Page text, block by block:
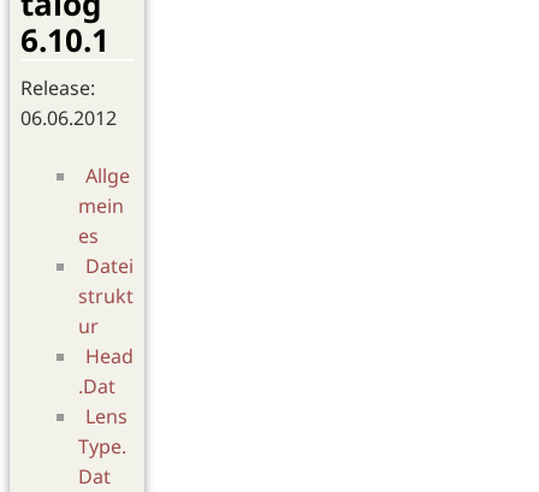
6.10.1
Release:
06.06.2012
Allge
mein
es
Datei
strukt
ur
Head
.Dat
Lens
Type.
Dat